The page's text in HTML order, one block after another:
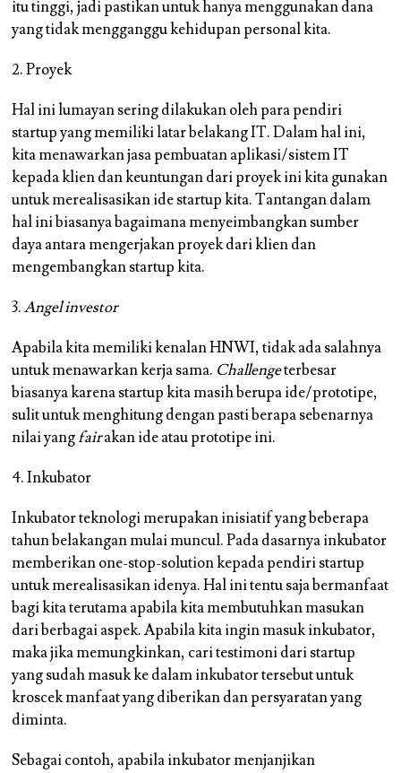
itu tinggi, jadi pastikan untuk hanya menggunakan dana
yang tidak mengganggu kehidupan personal kita.
2. Proyek
Hal ini lumayan sering dilakukan oleh para pendiri
startup yang memiliki latar belakang IT. Dalam hal ini,
kita menawarkan jasa pembuatan aplikasi/sistem IT
kepada klien dan keuntungan dari proyek ini kita gunakan
untuk merealisasikan ide startup kita. Tantangan dalam
hal ini biasanya bagaimana menyeimbangkan sumber
daya antara mengerjakan proyek dari klien dan
mengembangkan startup kita.
3.Angel investor
Apabila kita memiliki kenalan HNWI, tidak ada salahnya
untuk menawarkan kerja sama. Challengeterbesar
biasanya karena startup kita masih berupa ide/prototipe,
sulit untuk menghitung dengan pasti berapa sebenarnya
nilai yangfairakan ide atau prototipe ini.
4. Inkubator
Inkubator teknologi merupakan inisiatif yang beberapa
tahun belakangan mulai muncul. Pada dasarnya inkubator
memberikan one-stop-solution kepada pendiri startup
untuk merealisasikan idenya. Hal ini tentu saja bermanfaat
bagi kita terutama apabila kita membutuhkan masukan
dari berbagai aspek. Apabila kita ingin masuk inkubator,
maka jika memungkinkan, cari testimoni dari startup
yang sudah masuk ke dalam inkubator tersebut untuk
kroscek manfaat yang diberikan dan persyaratan yang
diminta.
Sebagai contoh, apabila inkubator menjanjikan